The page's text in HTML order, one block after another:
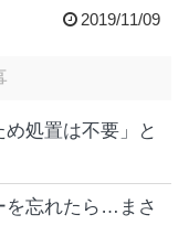
2019/11/09
処置は不要」と
を忘れたら…まさ